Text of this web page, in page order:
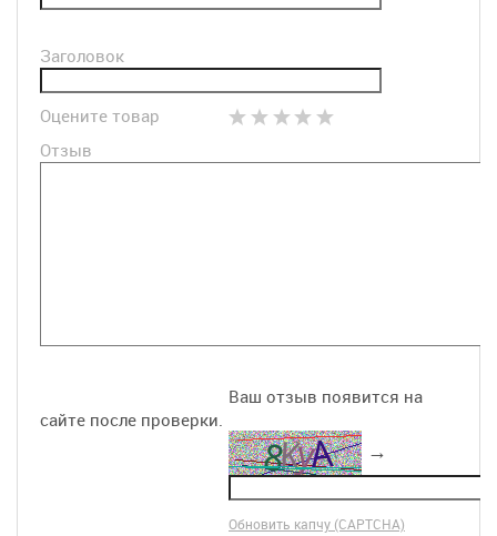
Заголовок
Оцените товар
Отзыв
Ваш отзыв появится на
сайте после проверки.
→
Обновить капчу (CAPTCHA)